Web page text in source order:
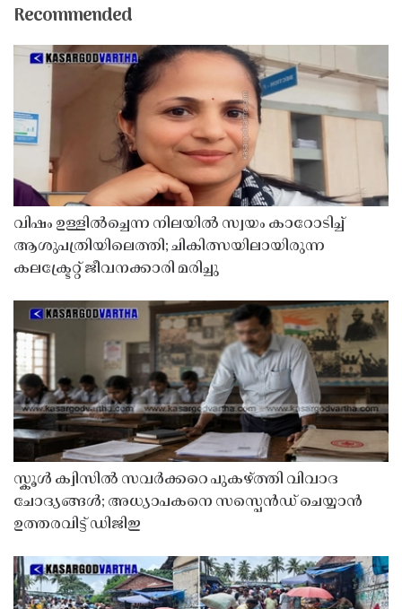
Recommended
വിഷം ഉള്ളിൽച്ചെന്ന നിലയിൽ സ്വയം കാറോടിച്ച്
ആശുപത്രിയിലെത്തി; ചികിത്സയിലായിരുന്ന
കലക്ട്രേറ്റ് ജീവനക്കാരി മരിച്ചു
സ്കൂൾ ക്വിസിൽ സവർക്കറെ പുകഴ്ത്തി വിവാദ
ചോദ്യങ്ങൾ; അധ്യാപകനെ സസ്പെൻഡ് ചെയ്യാൻ
ഉത്തരവിട്ട് ഡിജിഇ